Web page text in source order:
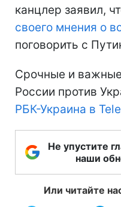
канцлер заявил,
своего мнения о
поговорить с
Срочные и
России против
РБК-Украина в
Не упустите
наши
Или читайте